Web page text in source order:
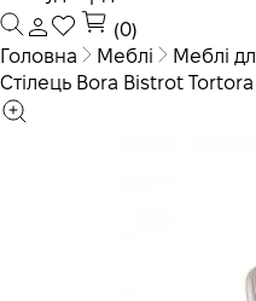
(0)
Головна
Меблі Меблі
Стілець Bora Bistrot Tortora